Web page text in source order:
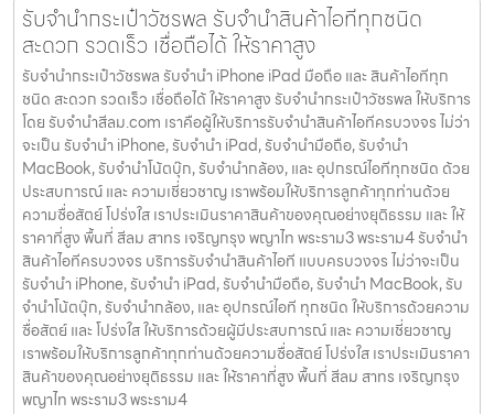
รับจำนำกระเป๋าวัชรพล รับจำนำสินค้าไอทีทุกชนิด
สะดวก รวดเร็ว เชื่อถือได้ ให้ราคาสูง
รับจำนำกระเป๋าวัชรพล รับจำนำ iPhone iPad มือถือ และ สินค้าไอทีทุก
ชนิด สะดวก รวดเร็ว เชื่อถือได้ ให้ราคาสูง รับจำนำกระเป๋าวัชรพล ให้บริการ
โดย รับจํานําสีลม.com เราคือผู้ให้บริการรับจำนำสินค้าไอทีครบวงจร ไม่ว่า
จะเป็น รับจำนำ iPhone, รับจำนำ iPad, รับจำนำมือถือ, รับจำนำ
MacBook, รับจำนำโน้ตบุ๊ก, รับจำนำกล้อง, และ อุปกรณ์ไอทีทุกชนิด ด้วย
ประสบการณ์ และ ความเชี่ยวชาญ เราพร้อมให้บริการลูกค้าทุกท่านด้วย
ความซื่อสัตย์ โปร่งใส เราประเมินราคาสินค้าของคุณอย่างยุติธรรม และ ให้
ราคาที่สูง พื้นที่ สีลม สาทร เจริญกรุง พญาไท พระราม3 พระราม4 รับจำนำ
สินค้าไอทีครบวงจร บริการรับจำนำสินค้าไอที แบบครบวงจร ไม่ว่าจะเป็น
รับจำนำ iPhone, รับจำนำ iPad, รับจำนำมือถือ, รับจำนำ MacBook, รับ
จำนำโน้ตบุ๊ก, รับจำนำกล้อง, และ อุปกรณ์ไอที ทุกชนิด ให้บริการด้วยความ
ซื่อสัตย์ และ โปร่งใส ให้บริการด้วยผู้มีประสบการณ์ และ ความเชี่ยวชาญ
เราพร้อมให้บริการลูกค้าทุกท่านด้วยความซื่อสัตย์ โปร่งใส เราประเมินราคา
สินค้าของคุณอย่างยุติธรรม และ ให้ราคาที่สูง พื้นที่ สีลม สาทร เจริญกรุง
พญาไท พระราม3 พระราม4